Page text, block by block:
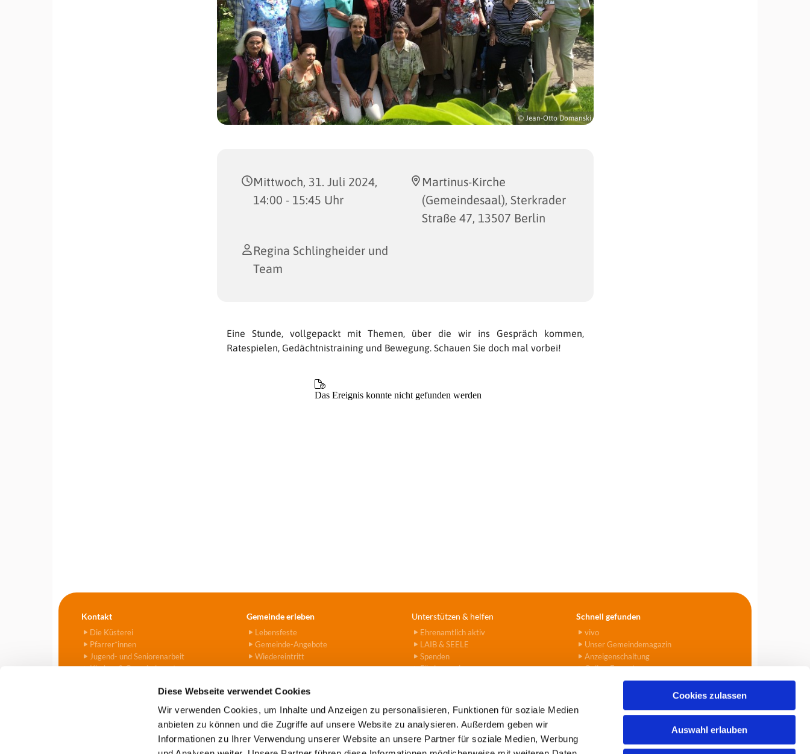
Diese Webseite verwendet Cookies
Wir verwenden Cookies, um Inhalte und Anzeigen zu personalisieren, Funktionen für soziale Medien
anbieten zu können und die Zugriffe auf unsere Website zu analysieren. Außerdem geben wir
Informationen zu Ihrer Verwendung unserer Website an unsere Partner für soziale Medien, Werbung
Cookies zulassen
Auswahl erlauben
© Jean-Otto Domanski
Mittwoch, 31. Juli 2024,
14:00 - 15:45 Uhr
Martinus-Kirche
(Gemeindesaal), Sterkrader
Straße 47, 13507 Berlin
Regina Schlingheider und
Team
Eine Stunde, vollgepackt mit Themen, über die wir ins Gespräch kommen,
Ratespielen, Gedächtnistraining und Bewegung. Schauen Sie doch mal vorbei!
Kontakt
Die Küsterei
Pfarrer*innen
Jugend- und Seniorenarbeit
Kirchen & Gemeindezentren
Gemeinde erleben
Lebensfeste
Gemeinde-Angebote
Wiedereintritt
Unterstützen & helfen
Ehrenamtlich aktiv
LAIB & SEELE
Spenden
Fördervereine
Schnell gefunden
vivo
Unser Gemeindemagazin
Anzeigenschaltung
Online-Formulare
Evangelische Kirchengemeinde Tegel-Borsigwalde · Alt-Tegel 39 · 13507 Berlin(030) 43779903info@tegel-borsigwalde.de